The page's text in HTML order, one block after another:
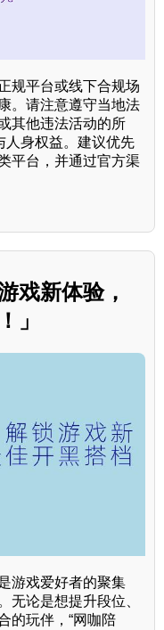
规平台或线下合规场
。请注意遵守当地法
其他违法活动的所
人身权益。建议优先
平台，并通过官方渠
戏新体验，
」
游戏爱好者的聚集
无论是想提升段位、
的玩伴，“网咖陪